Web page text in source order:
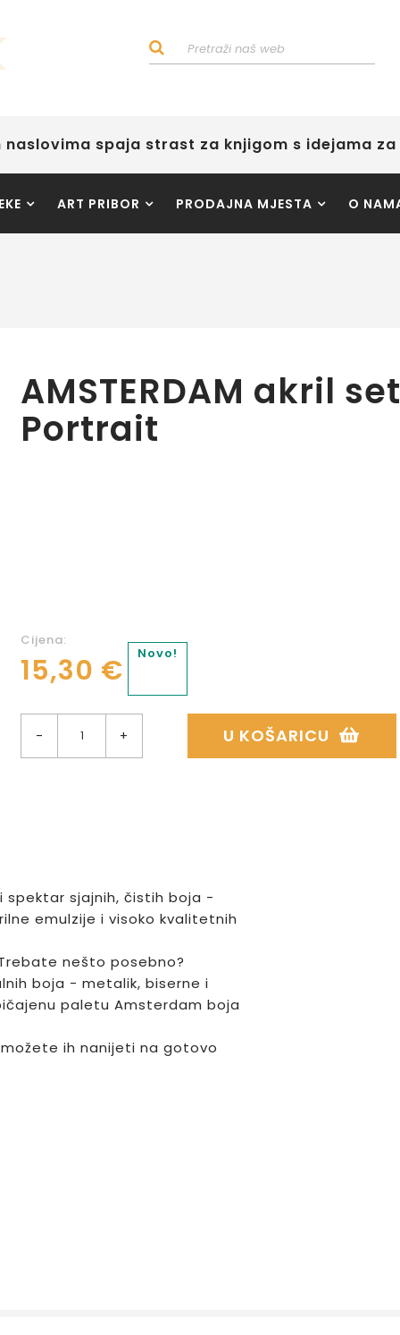
naslovima spaja strast za knjigom s idejama
ART PRIBOR PRODAJNA MJESTA O
AMSTERDAM akril
Portrait
Cijena:
15,30 € Novo!
- + U KOŠARICU
spektar sjajnih, čistih boja -
emulzije i visoko kvalitetnih
nešto posebno?
boja - metalik, biserne i
paletu Amsterdam boja
ih nanijeti na gotovo